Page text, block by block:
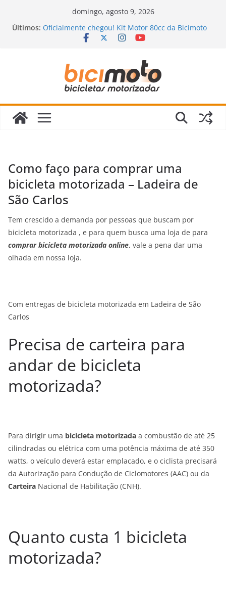
domingo, agosto 9, 2026
Últimos: Oficialmente chegou! Kit Motor 80cc da Bicimoto
Bicimoto na Chuva? Dicas para andar com
segurança
Bicicleta Motorizada: Vale a Pena Mesmo?
Revisão da Bicicleta Motorizada 2 Tempos:
Quando Fazer e Quais Itens Verificar?
Como faço para comprar uma
bicicleta motorizada – Ladeira de
São Carlos
Tem crescido a demanda por pessoas que buscam por
bicicleta motorizada , e para quem busca uma loja de para
comprar bicicleta motorizada online, vale a pena dar uma
olhada em nossa loja.
Com entregas de bicicleta motorizada em Ladeira de São
Carlos
Precisa de carteira para
andar de bicicleta
motorizada?
Para dirigir uma bicicleta motorizada a combustão de até 25
cilindradas ou elétrica com uma potência máxima de até 350
watts, o veículo deverá estar emplacado, e o ciclista precisará
da Autorização para Condução de Ciclomotores (AAC) ou da
Carteira Nacional de Habilitação (CNH).
Quanto custa 1 bicicleta
motorizada?